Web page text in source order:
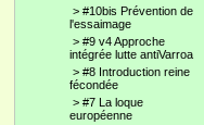
> #10bis Prévention de
l'essaimage
> #9 v4 Approche
intégrée lutte antiVarroa
> #8 Introduction reine
fécondée
> #7 La loque
européenne